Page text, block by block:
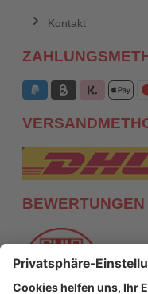
Kontakt
BEWERTUNGEN